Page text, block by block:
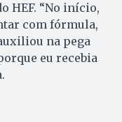
HEF. “No início,
com fórmula,
na pega
eu recebia